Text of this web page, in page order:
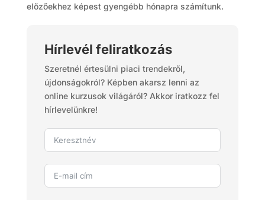
előzőekhez képest gyengébb hónapra számítunk.
Hírlevél feliratkozás
Szeretnél értesülni piaci trendekről,
újdonságokról? Képben akarsz lenni az
online kurzusok világáról? Akkor iratkozz fel
hírlevelünkre!